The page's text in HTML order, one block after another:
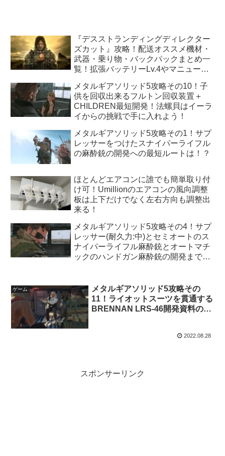
『デスストランディングディレクター
ズカット』攻略！配送オススメ機材・
武器・乗り物・バックパックまとめ一
覧！拡張バッテリーLv.4やマニューバ
る！？
メタルギアソリッド5攻略その10！子
供を回収出来るフルトン回収装置＋
CHILDREN最短開発！法螺貝はイーラ
イからの挑戦で手に入れよう！
メタルギアソリッド5攻略その1！サプ
レッサーをつけたスナイパーライフル
の麻酔銃の開発への最短ルートは！？
ほとんどエアコンに誰でも簡単取り付
け可！Umillionのエアコンの風向調整
板は上下だけでなく左右方向も調整出
来る！
メタルギアソリッド5攻略その4！サプ
レッサー(耐久力:中)とセミオートのス
ナイパーライフル麻酔銃とオートマチ
ックのハンドガン麻酔銃の開発までの
ゲーム
メタルギアソリッド5攻略その
11！ライオットスーツを貫通する
BRENNAN LRS-46開発資料の最
2022.08.28
スポンサーリンク